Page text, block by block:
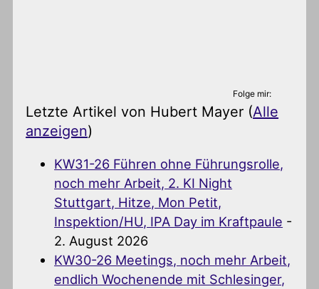
Folge mir:
Letzte Artikel von Hubert Mayer (Alle
anzeigen)
KW31-26 Führen ohne Führungsrolle,
noch mehr Arbeit, 2. KI Night
Stuttgart, Hitze, Mon Petit,
Inspektion/HU, IPA Day im Kraftpaule -
2. August 2026
KW30-26 Meetings, noch mehr Arbeit,
endlich Wochenende mit Schlesinger,